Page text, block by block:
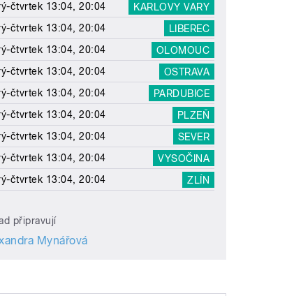
čtvrtek 13:04, 20:04
KARLOVY VARY
čtvrtek 13:04, 20:04
LIBEREC
čtvrtek 13:04, 20:04
OLOMOUC
čtvrtek 13:04, 20:04
OSTRAVA
čtvrtek 13:04, 20:04
PARDUBICE
čtvrtek 13:04, 20:04
PLZEŇ
čtvrtek 13:04, 20:04
SEVER
čtvrtek 13:04, 20:04
VYSOČINA
čtvrtek 13:04, 20:04
ZLÍN
připravují
Mynářová